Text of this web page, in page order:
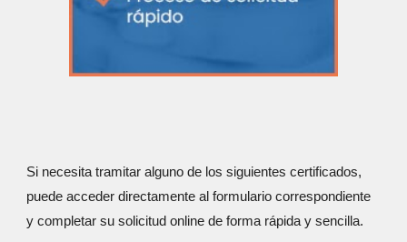
Si necesita tramitar alguno de los siguientes certificados,
puede acceder directamente al formulario correspondiente
y completar su solicitud online de forma rápida y sencilla.